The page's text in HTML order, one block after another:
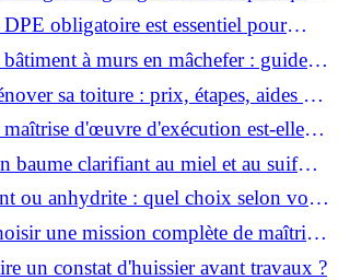
obligatoire est essentiel pour
un bien ?à murs en mâchefer : guide
sa toiture : prix, étapes, aides et
?
d'œuvre d'exécution est-elle
pour vos chantiers ?
baume clarifiant au miel et au suif
la peau ?
ou anhydrite : quel choix selon votre
une mission complète de maîtrise
réussir vos projets?
un constat d'huissier avant travaux ?